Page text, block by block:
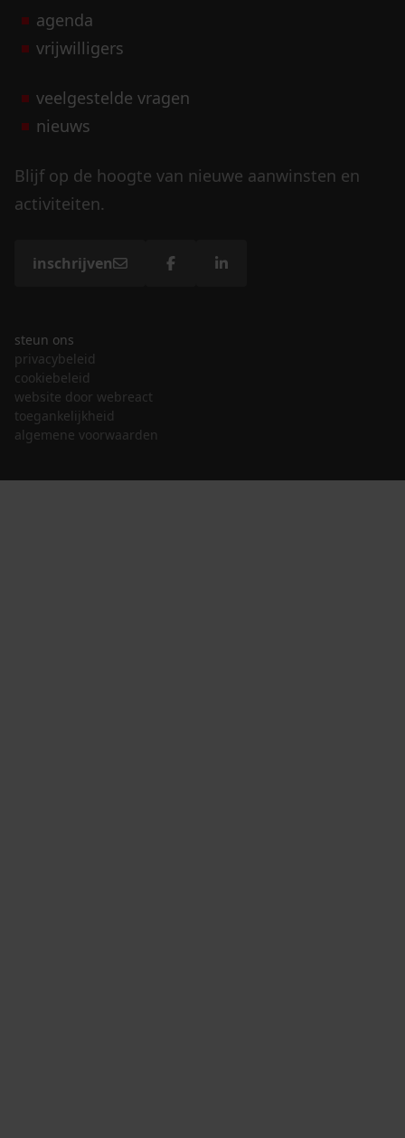
agenda
vrijwilligers
veelgestelde vragen
nieuws
Blijf op de hoogte van nieuwe aanwinsten en
activiteiten.
inschrijven
steun ons
privacybeleid
cookiebeleid
website door webreact
toegankelijkheid
algemene voorwaarden